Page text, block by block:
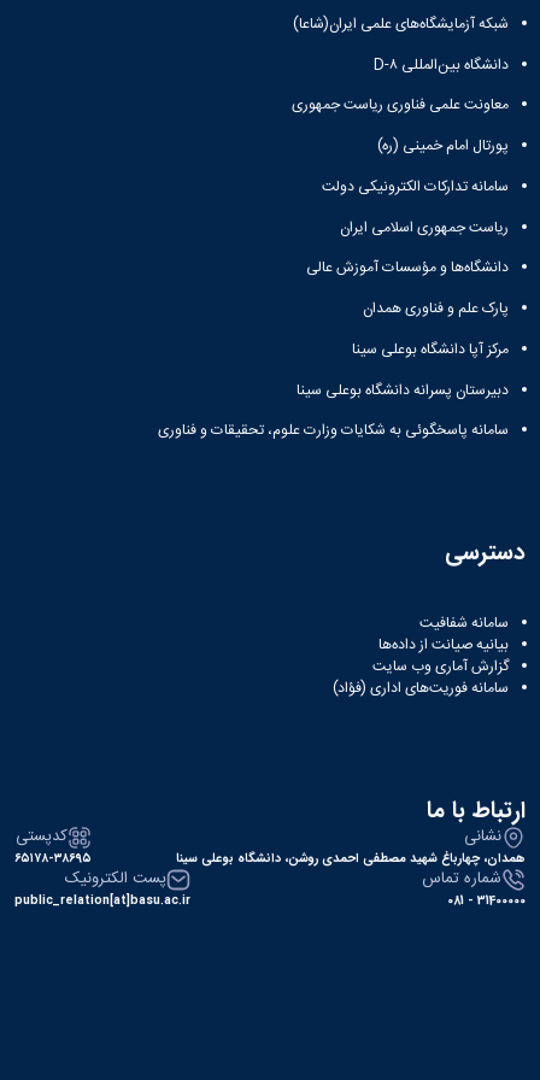
علمی
شهر
همدان
شبکه آزمایشگاه‌های علمی ایران(شاعا)
دانشگاه بین‌المللی D-۸
معاونت علمی فناوری ریاست جمهوری
پورتال امام خمینی (ره)
سامانه تدارکات الکترونیکی دولت
ریاست جمهوری اسلامی ایران
دانشگاه‌ها و مؤسسات آموزش عالی
پارک علم و فناوری همدان
مرکز آپا دانشگاه بوعلی سینا
دبیرستان پسرانه دانشگاه بوعلی سینا
سامانه پاسخگوئی به شکایات وزارت علوم، تحقیقات و فناوری
دسترسی
سامانه شفافیت
بیانیه صیانت از داده‌ها
گزارش آماری وب‌ سایت
سامانه فوریت‌های اداری (فؤاد)
ارتباط با ما
نشانی
همدان، چهارباغ شهید مصطفی احمدی روشن، دانشگاه بوعلی سینا
کدپستی
۶۵۱۷۸-۳۸۶۹۵
شماره تماس
31400000 - 081
پست الکترونیک
public_relation[at]basu.ac.ir